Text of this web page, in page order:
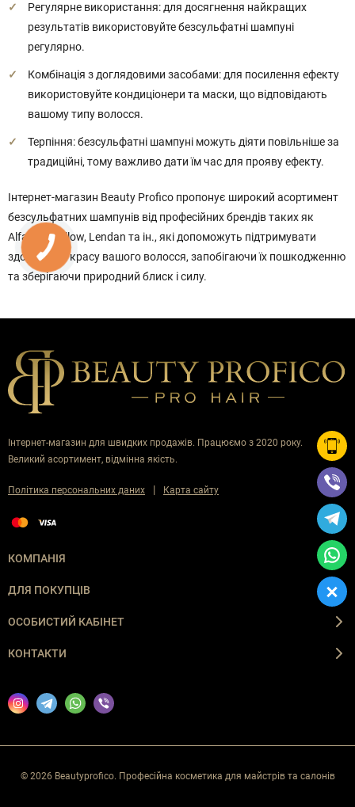
Регулярне використання: для досягнення найкращих
результатів використовуйте безсульфатні шампуні
регулярно.
Комбінація з доглядовими засобами: для посилення ефекту
використовуйте кондиціонери та маски, що відповідають
вашому типу волосся.
Терпіння: безсульфатні шампуні можуть діяти повільніше за
традиційні, тому важливо дати їм час для прояву ефекту.
Інтернет-магазин Beauty Profico пропонує широкий асортимент
безсульфатних шампунів від професійних брендів таких як
Alfaparf, Yellow, Lendan та ін., які допоможуть підтримувати
здоров'я та красу вашого волосся, запобігаючи їх пошкодженню
та зберігаючи природний блиск і силу.
Інтернет-магазин для швидких продажів. Працюємо з 2020 року.
Великий асортимент, відмінна якість.
Політика персональних даних | Карта сайту
КОМПАНІЯ
ДЛЯ ПОКУПЦІВ
ОСОБИСТИЙ КАБІНЕТ
КОНТАКТИ
© 2026 Beautyprofico. Професійна косметика для майстрів та салонів